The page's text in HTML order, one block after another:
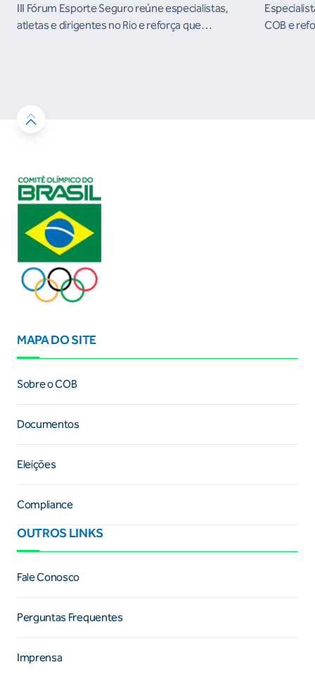
III Fórum Esporte Seguro reúne especialistas,
atletas e dirigentes no Rio e reforça que
COB e
MAPA DO SITE
Sobre o COB
Documentos
Eleições
Compliance
OUTROS LINKS
Fale Conosco
Perguntas Frequentes
Imprensa